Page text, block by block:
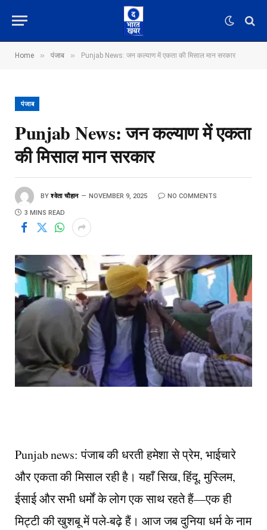
Home » पंजाब » Punjab News: जन कल्याण में एकता की मिसाल मान सरकार
पंजाब
Punjab News: जन कल्याण में एकता
की मिसाल मान सरकार
BY श्वेता चौहान NOVEMBER 9, 2025 NO COMMENTS
3 MINS READ
Punjab news: पंजाब की धरती हमेशा से प्रेम, भाईचारे
और एकता की मिसाल रही है। यहाँ सिख, हिंदू, मुस्लिम,
ईसाई और सभी धर्मों के लोग एक साथ रहते हैं—एक ही
मिट्टी की खुशबू में पले-बढ़े हैं। आज जब दुनिया धर्म के नाम